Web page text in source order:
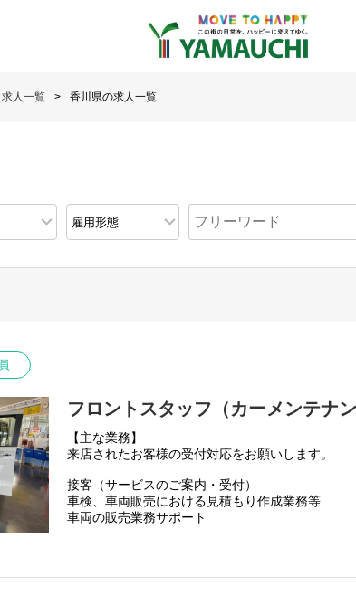
求人一覧 香川県の求人一覧
フロントスタッフ（カーメンテナン
【主な業務】
来店されたお客様の受付対応をお願いします。
接客（サービスのご案内・受付）
車検、車両販売における見積もり作成業務等
車両の販売業務サポート